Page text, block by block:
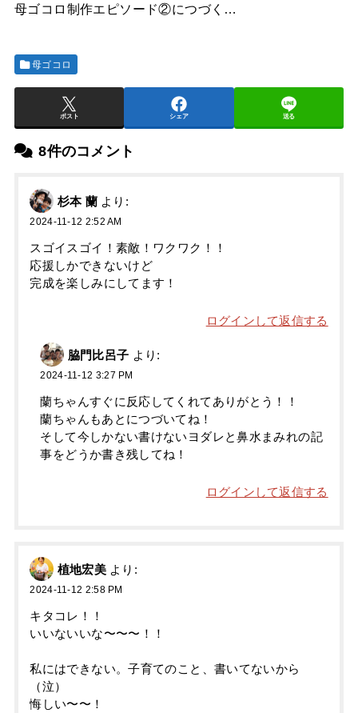
母ゴコロ制作エピソード②につづく…
母ゴコロ
ポスト シェア 送る
8件のコメント
杉本 蘭 より:
2024-11-12 2:52 AM
スゴイスゴイ！素敵！ワクワク！！
応援しかできないけど
完成を楽しみにしてます！
ログインして返信する
脇門比呂子 より:
2024-11-12 3:27 PM
蘭ちゃんすぐに反応してくれてありがとう！！
蘭ちゃんもあとにつづいてね！
そして今しかない書けないヨダレと鼻水まみれの記
事をどうか書き残してね！
ログインして返信する
植地宏美 より:
2024-11-12 2:58 PM
キタコレ！！
いいないいな〜〜〜！！
私にはできない。子育てのこと、書いてないから
（泣）
悔しい〜〜！